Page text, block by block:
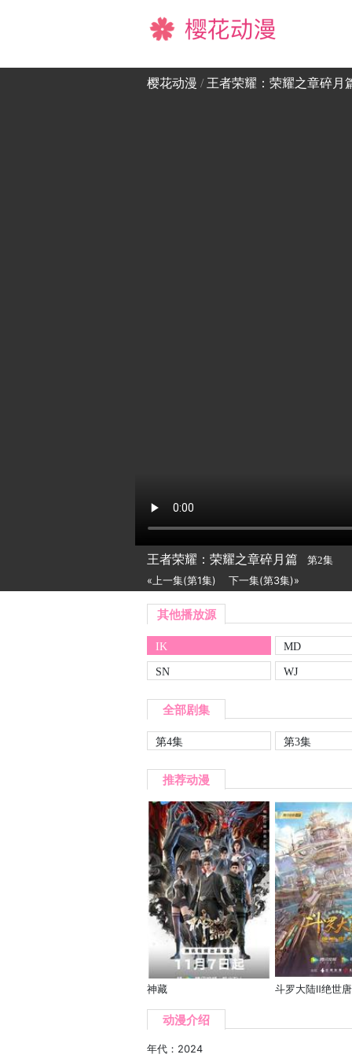
樱花动漫
樱花动漫 / 王者荣耀：荣耀之章碎月
王者荣耀：荣耀之章碎月篇 第2集
«上一集(第1集) 下一集(第3集)»
其他播放源
IK MD
SN
WJ
全部剧集
第4集 第3集
推荐动漫
神藏 斗罗大陆Ⅱ绝世
动漫介绍
年代：2024